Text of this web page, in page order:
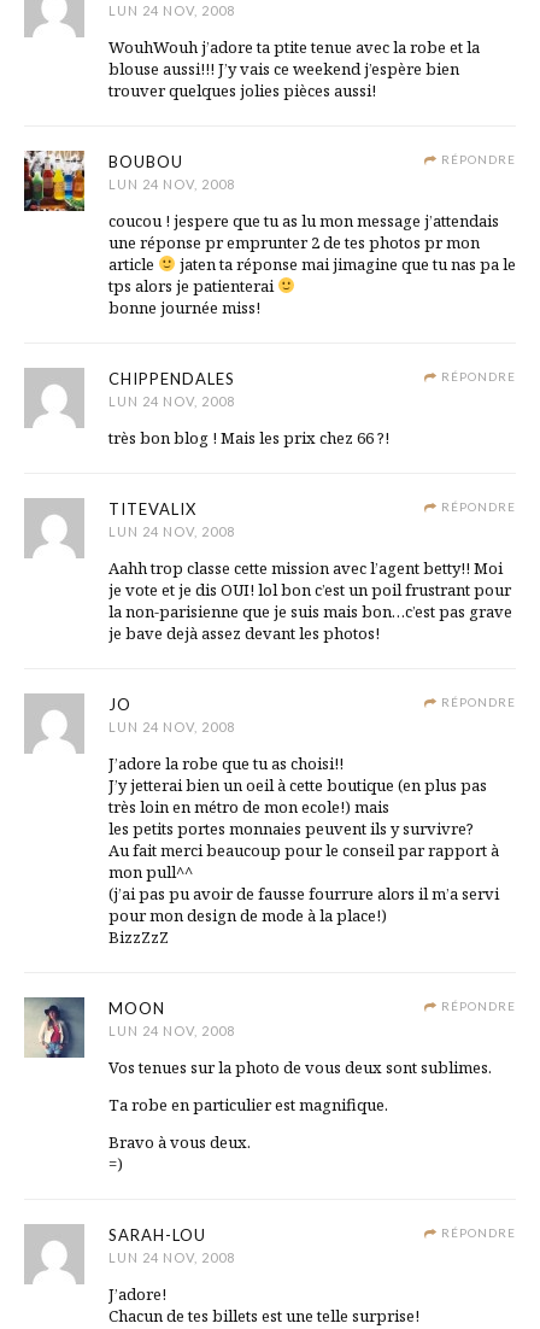
LUN 24 NOV, 2008
WouhWouh j’adore ta ptite tenue avec la robe et la
blouse aussi!!! J’y vais ce weekend j’espère bien
trouver quelques jolies pièces aussi!
RÉPONDRE
BOUBOU
LUN 24 NOV, 2008
coucou ! jespere que tu as lu mon message j’attendais
une réponse pr emprunter 2 de tes photos pr mon
article
jaten ta réponse mai jimagine que tu nas pa le
tps alors je patienterai
bonne journée miss!
RÉPONDRE
CHIPPENDALES
LUN 24 NOV, 2008
très bon blog ! Mais les prix chez 66 ?!
RÉPONDRE
TITEVALIX
LUN 24 NOV, 2008
Aahh trop classe cette mission avec l’agent betty!! Moi
je vote et je dis OUI! lol bon c’est un poil frustrant pour
la non-parisienne que je suis mais bon…c’est pas grave
je bave dejà assez devant les photos!
RÉPONDRE
JO
LUN 24 NOV, 2008
J’adore la robe que tu as choisi!!
J’y jetterai bien un oeil à cette boutique (en plus pas
très loin en métro de mon ecole!) mais
les petits portes monnaies peuvent ils y survivre?
Au fait merci beaucoup pour le conseil par rapport à
mon pull^^
(j’ai pas pu avoir de fausse fourrure alors il m’a servi
pour mon design de mode à la place!)
BizzZzZ
RÉPONDRE
MOON
LUN 24 NOV, 2008
Vos tenues sur la photo de vous deux sont sublimes.
Ta robe en particulier est magnifique.
Bravo à vous deux.
=)
RÉPONDRE
SARAH-LOU
LUN 24 NOV, 2008
J’adore!
Chacun de tes billets est une telle surprise!